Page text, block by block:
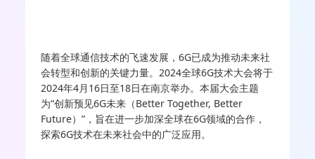
随着全球通信技术的飞速发展，6G已成为推动未来社
会转型和创新的关键力量。2024全球6G技术大会将于
2024年4月16日至18日在南京举办。本届大会主题
为“创新预见6G未来（Better Together, Better
Future）”，旨在进一步加深全球在6G领域的合作，
探索6G技术在未来社会中的广泛应用。